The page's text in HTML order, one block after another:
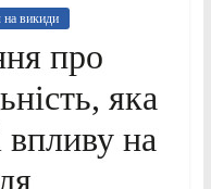
на викиди
про
яка
впливу на